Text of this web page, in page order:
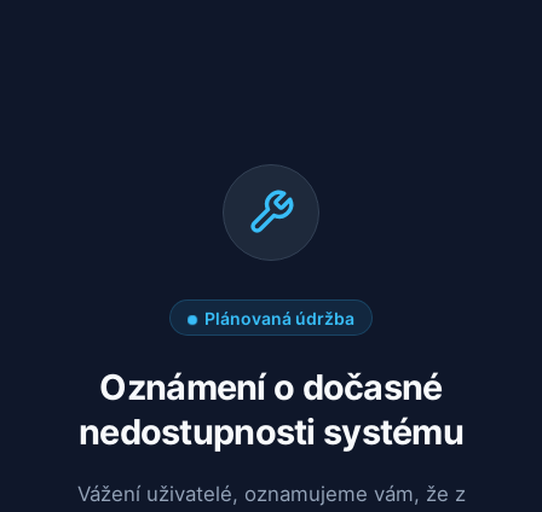
Plánovaná údržba
Oznámení o dočasné
nedostupnosti systému
Vážení uživatelé, oznamujeme vám, že z